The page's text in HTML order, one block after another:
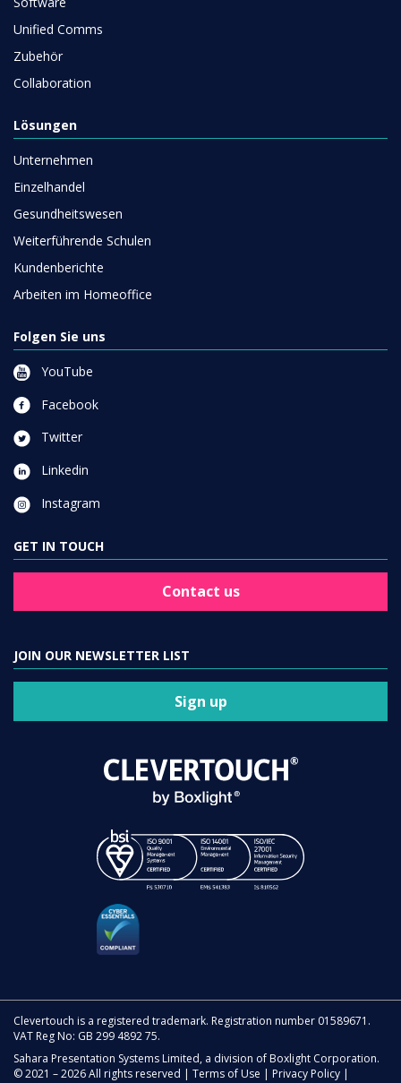
Unified Comms
Zubehör
Collaboration
Lösungen
Unternehmen
Einzelhandel
Gesundheitswesen
Weiterführende Schulen
Kundenberichte
Arbeiten im Homeoffice
Folgen Sie uns
YouTube
Facebook
Twitter
Linkedin
Instagram
GET IN TOUCH
Contact us
JOIN OUR NEWSLETTER LIST
Sign up
Clevertouch is a registered trademark. Registration number 01589671.
VAT Reg No: GB 299 4892 75.
Sahara Presentation Systems Limited, a division of Boxlight Corporation.
© 2021 – 2026 All rights reserved | Terms of Use | Privacy Policy |